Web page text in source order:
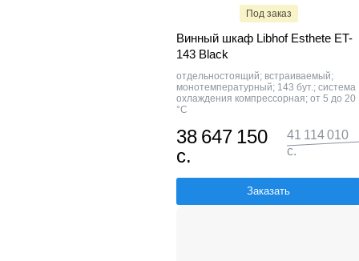
Под заказ
Винный шкаф Libhof Esthete ET-
143 Black
отдельностоящий; встраиваемый;
монотемпературный; 143 бут.; система
охлаждения компрессорная; от 5 до 20
°C
38 647 150
с.
41 114 010
с.
Заказать